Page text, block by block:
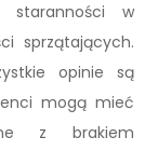
staranności w
sprzątających.
opinie są
mogą mieć
z brakiem